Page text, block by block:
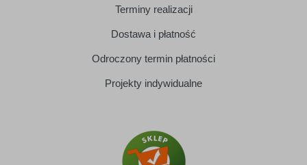
Terminy realizacji
Dostawa i płatność
Odroczony termin płatności
Projekty indywidualne